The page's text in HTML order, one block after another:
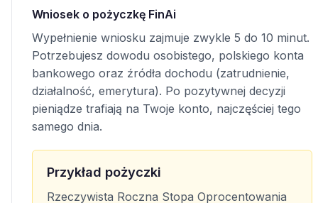
Wniosek o pożyczkę FinAi
Wypełnienie wniosku zajmuje zwykle 5 do 10 minut.
Potrzebujesz dowodu osobistego, polskiego konta
bankowego oraz źródła dochodu (zatrudnienie,
działalność, emerytura). Po pozytywnej decyzji
pieniądze trafiają na Twoje konto, najczęściej tego
samego dnia.
Przykład pożyczki
Rzeczywista Roczna Stopa Oprocentowania